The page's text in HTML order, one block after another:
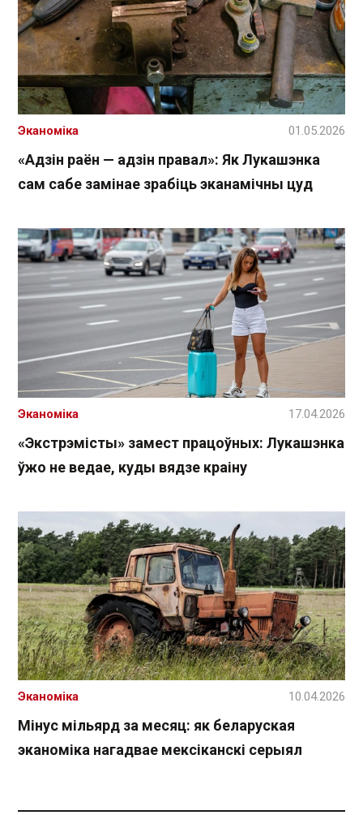
«Адзін раён — адзін правал»: Як Лукашэнка
сам сабе замінае зрабіць эканамічны цуд
Эканоміка 01.05.2026
«Экстрэмісты» замест працоўных: Лукашэнка
ўжо не ведае, куды вядзе краіну
Эканоміка 17.04.2026
Мінус мільярд за месяц: як беларуская
эканоміка нагадвае мексіканскі серыял
Эканоміка 10.04.2026